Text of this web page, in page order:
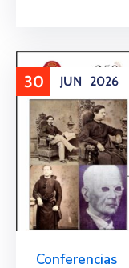
30 JUN 2026
Conferencias